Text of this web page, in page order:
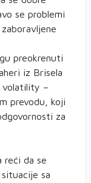
se problemi
preokrenuti
iz Brisela
volatility –
prevodu, koji
za
reći da se
sa